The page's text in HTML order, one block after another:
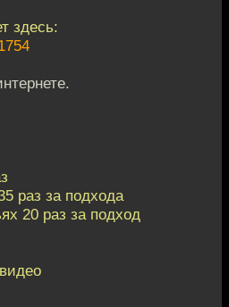
здесь:
раз за подхода
20 раз за подход